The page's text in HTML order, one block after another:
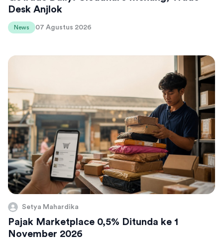
Desk Anjlok
News 07 Agustus 2026
Setya Mahardika
Pajak Marketplace 0,5% Ditunda ke 1
November 2026